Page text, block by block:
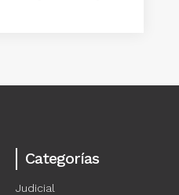
Categorías
Judicial